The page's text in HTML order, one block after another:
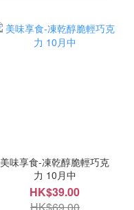
美味享食-凍乾醇脆輕巧克
力 10月中
HK$39.00
HK$69.00